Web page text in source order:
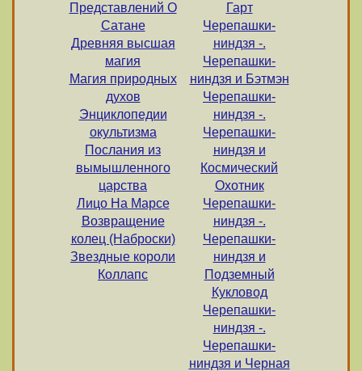
Представлений О
Сатане
Древняя высшая
магия
Магия природных
духов
Энциклопедии
окультизма
Послания из
вымышленного
царства
Лицо На Марсе
Возвращение
колец (Наброски)
Звездные короли
Коллапс
Гарт
Черепашки-
ниндзя -.
Черепашки-
ниндзя и Бэтмэн
Черепашки-
ниндзя -.
Черепашки-
ниндзя и
Космический
Охотник
Черепашки-
ниндзя -.
Черепашки-
ниндзя и
Подземный
Кукловод
Черепашки-
ниндзя -.
Черепашки-
ниндзя и Черная